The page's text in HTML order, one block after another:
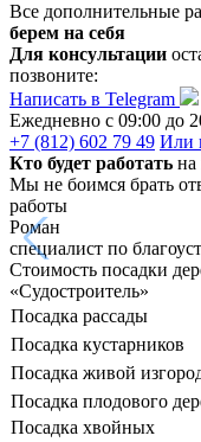
Все дополнительные
берем на себя
Для консультации
позвоните:
Написать в Telegram
Ежедневно c 09:00 до
+7 (812) 602 79 49 Или
Кто будет работать на
Мы не боимся брать
работы
Роман
специалист по
Стоимость посадки
«Судостроитель»
Посадка рассады
Посадка кустарников
Посадка живой
Посадка плодового
Посадка хвойных